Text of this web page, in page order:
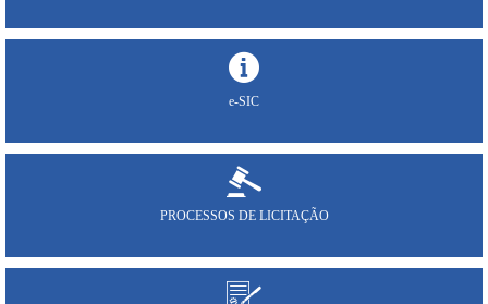
e-SIC
PROCESSOS DE LICITAÇÃO